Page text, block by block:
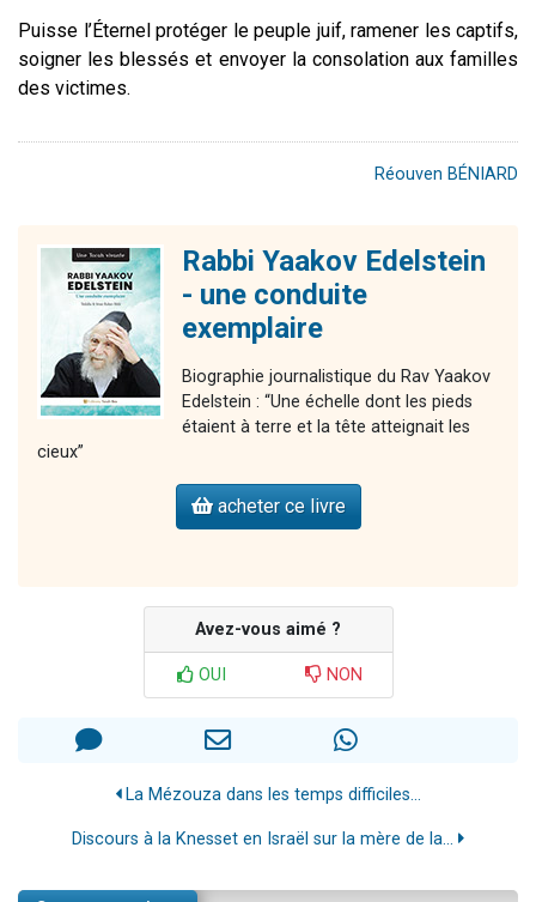
Puisse l’Éternel protéger le peuple juif, ramener les captifs,
soigner les blessés et envoyer la consolation aux familles
des victimes.
Réouven BÉNIARD
Rabbi Yaakov Edelstein
- une conduite
exemplaire
Biographie journalistique du Rav Yaakov
Edelstein : “Une échelle dont les pieds
étaient à terre et la tête atteignait les
cieux”
acheter ce livre
Avez-vous aimé ?
OUI NON
La Mézouza dans les temps difficiles...
Discours à la Knesset en Israël sur la mère de la...